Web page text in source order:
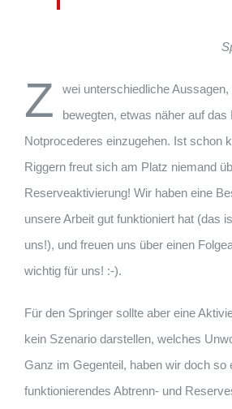
Z
wei unterschiedliche
bewegten, etwas näher auf das
Notprocederes einzugehen. Ist schon
Riggern freut sich am Platz niemand
Reserveaktivierung! Wir haben eine
unsere Arbeit gut funktioniert hat (das
uns!), und freuen uns über einen
wichtig für uns! :-).
Für den Springer sollte aber eine
kein Szenario darstellen, welches
Ganz im Gegenteil, haben wir doch so
funktionierendes Abtrenn- und